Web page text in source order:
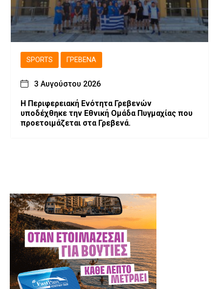
SPORTS ΓΡΕΒΕΝΆ
3 Αυγούστου 2026
Η Περιφερειακή Ενότητα Γρεβενών
υποδέχθηκε την Εθνική Ομάδα Πυγμαχίας που
προετοιμάζεται στα Γρεβενά.